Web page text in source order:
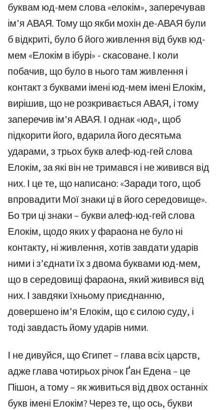
буквам юд-мем слова «елокім», заперечував
ім’я АВАЯ. Тому що якби мохін де-АВАЯ були
б відкриті, було б його живлення від букв юд-
мем «Елокім в ібурі» - скасоване. І коли
побачив, що було в нього там живлення і
контакт з буквами імені юд-мем імені Елокім,
вирішив, що не розкривається АВАЯ, і тому
заперечив ім’я АВАЯ. І однак «юд», щоб
підкорити його, вдарила його десятьма
ударами, з трьох букв алеф-юд-гей слова
Елокім, за які він не тримався і не живився від
них. І це те, що написано: «Заради того, щоб
впровадити Мої знаки ці в його середовище».
Бо три ці знаки – букви алеф-юд-гей слова
Елокім, щодо яких у фараона не було ні
контакту, ні живлення, хотів завдати ударів
ними і з’єднати їх з двома буквами юд-мем,
що в середовищі фараона, який живився від
них. І завдяки їхньому приєднанню,
довершено ім’я Елокім, що є силою суду, і
тоді завдасть йому ударів ними.
І не дивуйся, що Єгипет – глава всіх царств,
адже глава чотирьох річок Ґан Едена – це
Пішон, а тому – як живиться від двох останніх
букв імені Елокім? Через те, що ось, букви